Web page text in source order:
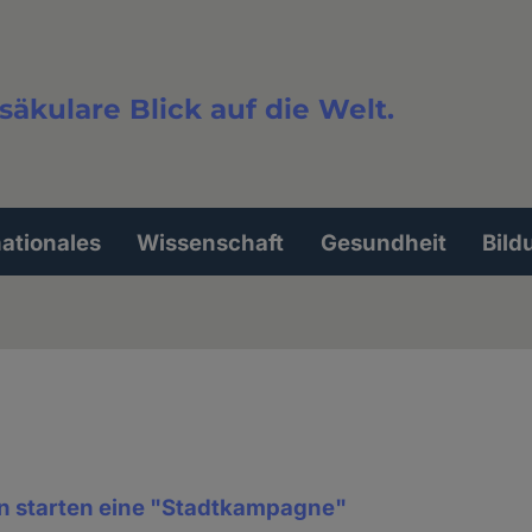
Blick auf die Welt.
Wissenschaft Gesundheit
starten eine "Stadtkampagne"